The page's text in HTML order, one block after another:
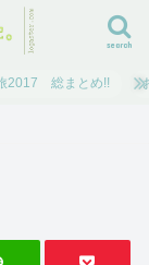
search
2017 総まとめ!!